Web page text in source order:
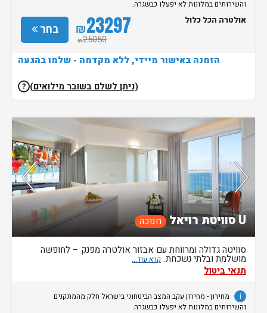
והשירותים במלונות לא יפעלו כבשגרה.
בחר ₪23297
₪25050
אולטרה הכל כלול
הזמנה באישור מיידי, ללא מקדמה - שלמו בהגעה
(ניתן לשלם בשובר מילואים) ?
נותרו 2 חדרים אחרונים בממשק!
U סוויטת רויאל חנוכה
סוויטה גדולה ומרווחת עם אבזור אולטרה מפנק – לחופשה
מושלמת ובלתי נשכחת.
תנאי ביטול
i מחירון- מחירון עקב המצב הביטחוני בישראל חלק מהמתקנים
והשירותים במלונות לא יפעלו כבשגרה.